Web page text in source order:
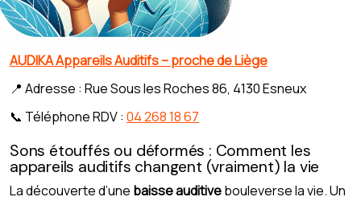
AUDIKA Appareils Auditifs – proche de Liège
📍 Adresse : Rue Sous les Roches 86, 4130 Esneux
📞 Téléphone RDV : 04 268 18 67
Sons étouffés ou déformés : Comment les
appareils auditifs changent (vraiment) la vie
La découverte d’une baisse auditivebouleverse la vie. Un